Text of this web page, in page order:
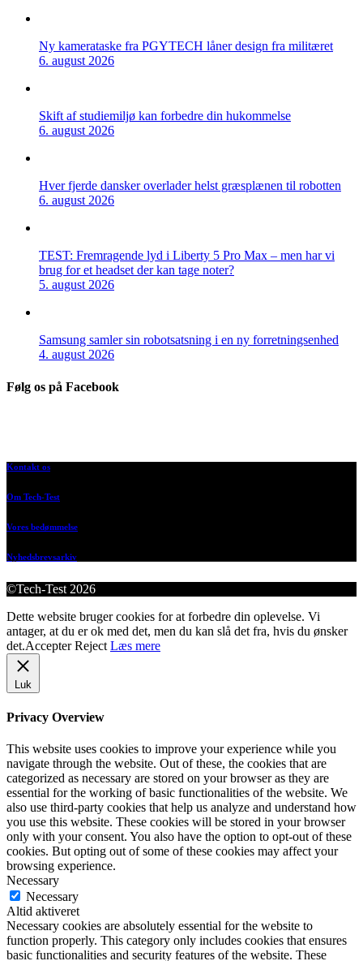
Ny kamerataske fra PGYTECH låner design fra militæret
6. august 2026
Skift af studiemiljø kan forbedre din hukommelse
6. august 2026
Hver fjerde dansker overlader helst græsplænen til robotten
6. august 2026
TEST: Fremragende lyd i Liberty 5 Pro Max – men har vi
brug for et headset der kan tage noter?
5. august 2026
Samsung samler sin robotsatsning i en ny forretningsenhed
4. august 2026
Følg os på Facebook
Kontakt os
Om Tech-Test
Vores bedømmelse
Nyhedsbrevsarkiv
©Tech-Test 2026
Dette website bruger cookies for at forbedre din oplevelse. Vi
antager, at du er ok med det, men du kan slå det fra, hvis du ønsker
det.Accepter Reject Læs mere
Luk
Privacy Overview
This website uses cookies to improve your experience while you
navigate through the website. Out of these, the cookies that are
categorized as necessary are stored on your browser as they are
essential for the working of basic functionalities of the website. We
also use third-party cookies that help us analyze and understand how
you use this website. These cookies will be stored in your browser
only with your consent. You also have the option to opt-out of these
cookies. But opting out of some of these cookies may affect your
browsing experience.
Necessary
Necessary
Altid aktiveret
Necessary cookies are absolutely essential for the website to
function properly. This category only includes cookies that ensures
basic functionalities and security features of the website. These